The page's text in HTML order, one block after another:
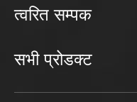
त्वरित सम्पक
सभी प्रोडक्ट